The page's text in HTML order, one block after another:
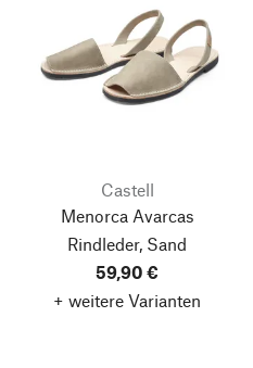
Castell
Menorca Avarcas
Rindleder, Sand
59,90 €
+ weitere Varianten